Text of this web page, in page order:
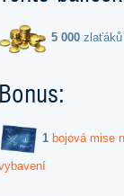
5 000 zlaťáků
Bonus:
1 bojová mise